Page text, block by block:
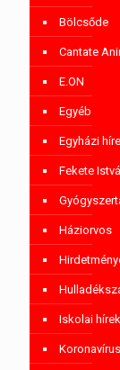
Bölcsőde
Cantate
E.ON
Egyéb
Egyházi
Fekete
Háziorvos
Iskolai hírek
Koronavírus